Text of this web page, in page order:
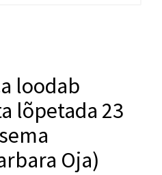
loodab
lõpetada 23
Oja)